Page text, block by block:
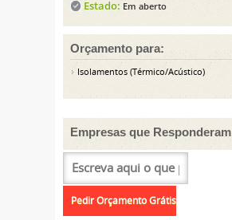
Estado: Em aberto
Orçamento para:
Isolamentos (Térmico/Acústico)
Empresas que Responderam